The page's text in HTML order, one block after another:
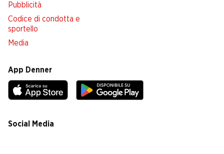
Pubblicità
Codice di condotta e
sportello
Media
App Denner
Social Media